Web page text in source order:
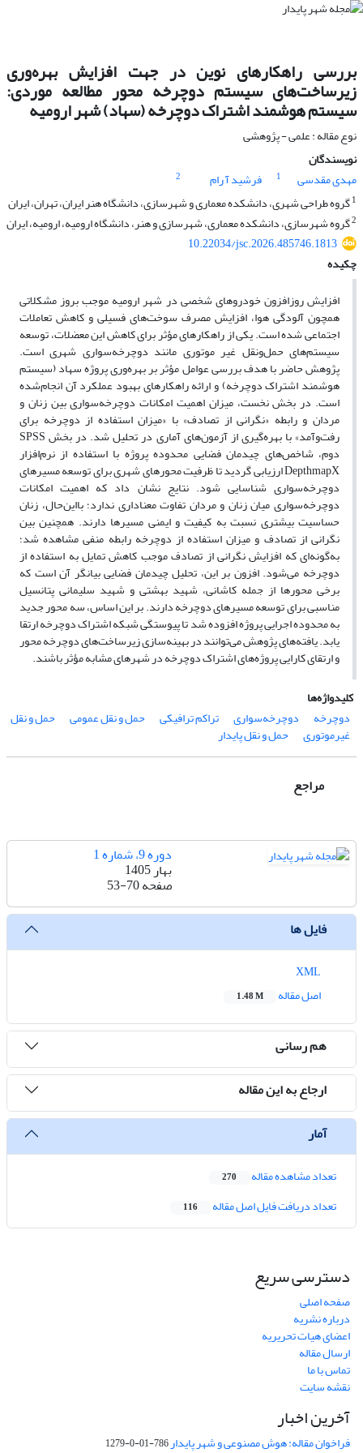
بررسی راهکارهای نوین در جهت افزایش بهره‌وری
زیرساخت‌های سیستم دوچرخه محور مطالعه موردی:
سیستم هوشمند اشتراک دوچرخه (سهاد) شهر ارومیه
نوع مقاله : علمی - پژوهشی
نویسندگان
مهدی مقدسی
1 فرشید آ رام
2
1گروه طراحی شهری، دانشکده معماری و شهرسازی، دانشگاه هنر ایران، تهران، ایران
2گروه شهرسازی، دانشکده معماری، شهرسازی و هنر، دانشگاه ارومیه، ارومیه، ایران
10.22034/jsc.2026.485746.1813
چکیده
افزایش روزافزون خودروهای شخصی در شهر ارومیه موجب بروز مشکلاتی
همچون آلودگی هوا، افزایش مصرف سوخت‌های فسیلی و کاهش تعاملات
اجتماعی شده است. یکی از راهکارهای مؤثر برای کاهش این معضلات، توسعه
سیستم‌های حمل‌ونقل غیر موتوری مانند دوچرخه‌سواری شهری است.
پژوهش حاضر با هدف بررسی عوامل مؤثر بر بهره‌وری پروژه سهاد (سیستم
هوشمند اشتراک دوچرخه) و ارائه راهکارهای بهبود عملکرد آن انجام‌شده
است. در بخش نخست، میزان اهمیت امکانات دوچرخه‌سواری بین زنان و
مردان و رابطه «نگرانی از تصادف» با «میزان استفاده از دوچرخه برای
رفت‌وآمد» با بهره‌گیری از آزمون‌های آماری در SPSSتحلیل شد. در بخش
دوم، شاخص‌های چیدمان فضایی محدوده پروژه با استفاده از نرم‌افزار
DepthmapXارزیابی گردید تا ظرفیت محورهای شهری برای توسعه مسیرهای
دوچرخه‌سواری شناسایی شود. نتایج نشان داد که اهمیت امکانات
دوچرخه‌سواری میان زنان و مردان تفاوت معناداری ندارد؛ بااین‌حال، زنان
حساسیت بیشتری نسبت به کیفیت و ایمنی مسیرها دارند. همچنین بین
نگرانی از تصادف و میزان استفاده از دوچرخه رابطه منفی مشاهده شد؛
به‌گونه‌ای که افزایش نگرانی از تصادف موجب کاهش تمایل به استفاده از
دوچرخه می‌شود. افزون بر این، تحلیل چیدمان فضایی بیانگر آن است که
برخی محورها از جمله کاشانی، شهید بهشتی و شهید سلیمانی پتانسیل
مناسبی برای توسعه مسیرهای دوچرخه دارند. بر این اساس، سه محور جدید
به محدوده اجرایی پروژه افزوده شد تا پیوستگی شبکه اشتراک دوچرخه ارتقا
یابد. یافته‌های پژوهش می‌توانند در بهینه‌سازی زیرساخت‌های دوچرخه محور
و ارتقای کارایی پروژه‌های اشتراک دوچرخه در شهرهای مشابه مؤثر باشند.
کلیدواژه‌ها
دوچرخه
دوچرخه‌سواری تراکم ترافیکی حمل و نقل عمومی حمل و نقل
غیرموتوری حمل و نقل پایدار
مراجع
دوره 9، شماره 1
بهار 1405
صفحه53-70
فایل ها
اصل مقاله
1.48 M
هم رسانی
ارجاع به این مقاله
آمار
تعداد مشاهده مقاله 270
تعداد دریافت فایل اصل مقاله 116
دسترسی سریع
صفحه اصلی
درباره نشریه
اعضای هیات تحریریه
ارسال مقاله
تماس با ما
نقشه سایت
آخرین اخبار
فراخوان مقاله: هوش مصنوعی و شهر پایدار786-01-0-1279